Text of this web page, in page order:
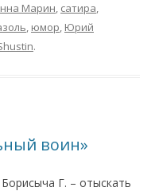
Марин, сатира,
, юмор, Юрий
.
воин»
Г. – отыскать